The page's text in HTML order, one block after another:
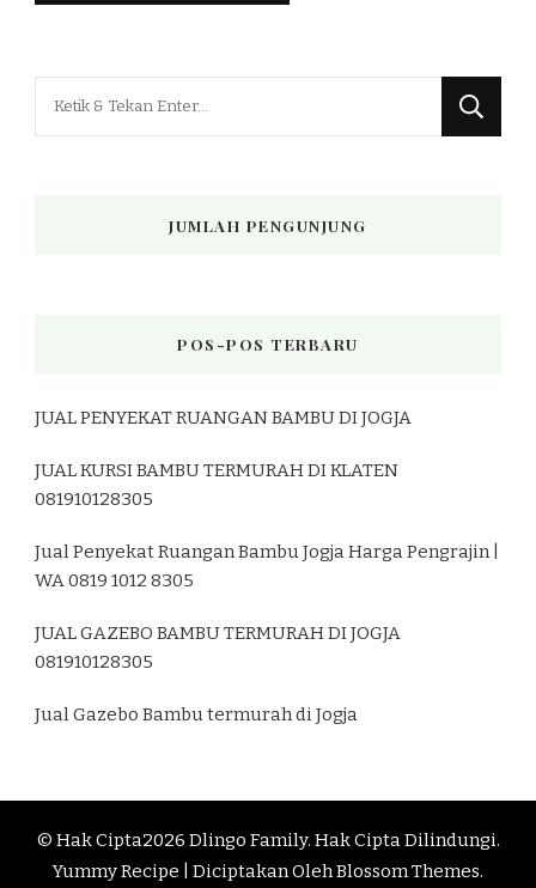
JUMLAH PENGUNJUNG
POS-POS TERBARU
JUAL PENYEKAT RUANGAN BAMBU DI JOGJA
JUAL KURSI BAMBU TERMURAH DI KLATEN
081910128305
Jual Penyekat Ruangan Bambu Jogja Harga Pengrajin |
WA 0819 1012 8305
JUAL GAZEBO BAMBU TERMURAH DI JOGJA
081910128305
Jual Gazebo Bambu termurah di Jogja
© Hak Cipta2026 Dlingo Family. Hak Cipta Dilindungi.
Yummy Recipe | Diciptakan OlehBlossom Themes.